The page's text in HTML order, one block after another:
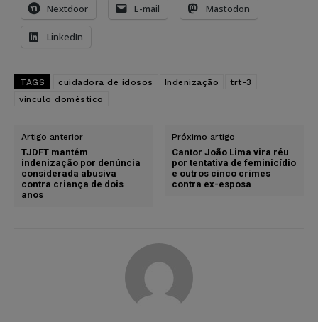
Nextdoor E-mail Mastodon
LinkedIn
TAGS cuidadora de idosos Indenização
trt-3
vínculo doméstico
Artigo anterior
TJDFT mantém
indenização por denúncia
considerada abusiva
contra criança de dois
anos
Próximo artigo
Cantor João Lima vira réu
por tentativa de feminicídio
e outros cinco crimes
contra ex-esposa